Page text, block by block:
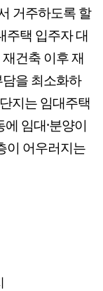
거주하도록 할
주택 입주자 대
건축 이후 재
을 최소화하
지는 임대주택
임대·분양이
이 어우러지는